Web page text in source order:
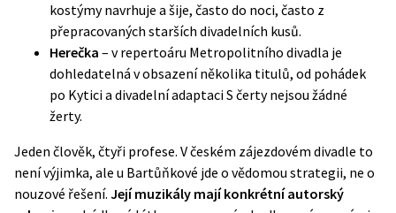
kostýmy navrhuje a šije, často do noci, často z
přepracovaných starších divadelních kusů.
Herečka – v repertoáru Metropolitního divadla je
dohledatelná v obsazení několika titulů, od pohádek
po Kytici a divadelní adaptaci S čerty nejsou žádné
žerty.
Jeden člověk, čtyři profese. V českém zájezdovém divadle to
není výjimka, ale u Bartůňkové jde o vědomou strategii, ne o
nouzové řešení. Její muzikály mají konkrétní autorský